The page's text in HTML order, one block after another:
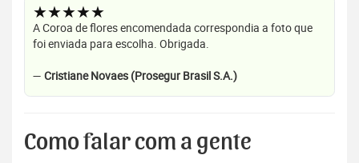
★★★★★
A Coroa de flores encomendada correspondia a foto que
foi enviada para escolha. Obrigada.
— Cristiane Novaes (Prosegur Brasil S.A.)
Como falar com a gente